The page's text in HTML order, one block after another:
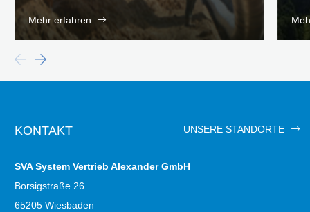
Mehr erfahren
KONTAKT UNSERE STANDORTE
SVA System Vertrieb Alexander GmbH
Borsigstraße 26
65205 Wiesbaden